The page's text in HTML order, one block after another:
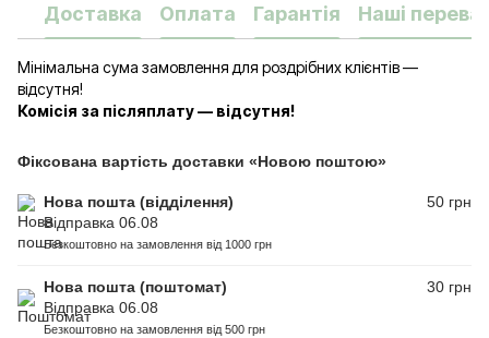
Доставка Оплата Гарантія Наші
Мінімальна сума замовлення для роздрібних клієнтів —
відсутня!
Комісія за післяплату — відсутня!
Фіксована вартість доставки «Новою поштою»
Нова пошта (відділення)
Відправка 06.08
Безкоштовно на замовлення від 1000 грн
50 грн
Нова пошта (поштомат)
Відправка 06.08
Безкоштовно на замовлення від 500 грн
30 грн